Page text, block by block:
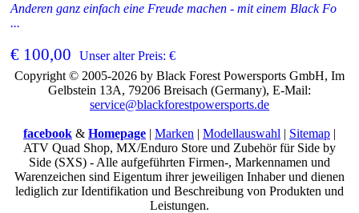
Anderen ganz einfach eine Freude machen - mit einem Black Fo
...
€ 100,00 Unser alter Preis: €
Copyright © 2005-2026 by Black Forest Powersports GmbH, Im
Gelbstein 13A, 79206 Breisach (Germany), E-Mail:
service@blackforestpowersports.de
facebook & Homepage | Marken | Modellauswahl | Sitemap |
ATV Quad Shop, MX/Enduro Store und Zubehör für Side by
Side (SXS) - Alle aufgeführten Firmen-, Markennamen und
Warenzeichen sind Eigentum ihrer jeweiligen Inhaber und dienen
lediglich zur Identifikation und Beschreibung von Produkten und
Leistungen.